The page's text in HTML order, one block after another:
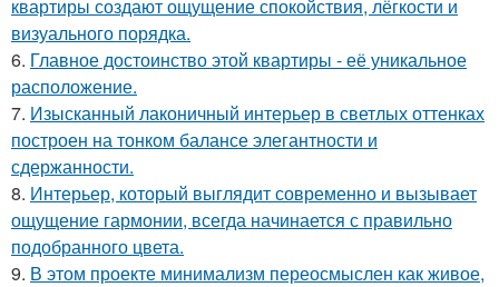
квартиры создают ощущение спокойствия, лёгкости и
визуального порядка.
6. Главное достоинство этой квартиры - её уникальное
расположение.
7. Изысканный лаконичный интерьер в светлых оттенках
построен на тонком балансе элегантности и
сдержанности.
8. Интерьер, который выглядит современно и вызывает
ощущение гармонии, всегда начинается с правильно
подобранного цвета.
9. В этом проекте минимализм переосмыслен как живое,